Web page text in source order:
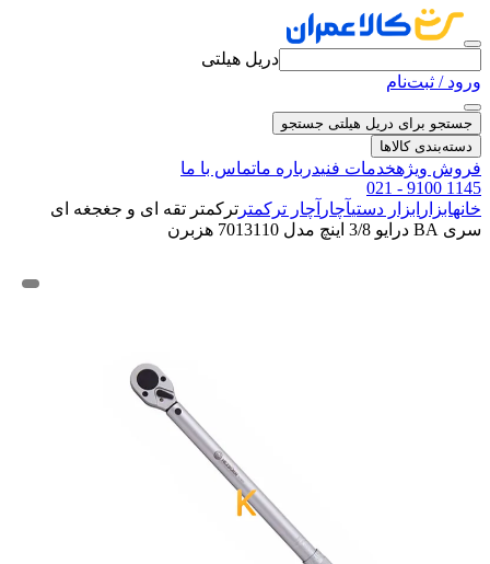
دریل هیلتی
ورود / ثبت‌نام
جستجو برای دریل هیلتی جستجو
دسته‌بندی کالاها
فروش ویژهخدمات فنیدرباره ماتماس با ما
021 - 9100 1145
خانهابزار ابزار دستیآچار آچار ترکمتر ترکمتر تقه ای و جغجغه ای
سری BA درایو 3/8 اینچ مدل 7013110 هزبرن